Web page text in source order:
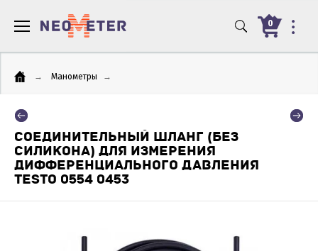
0
→ Манометры →
СОЕДИНИТЕЛЬНЫЙ ШЛАНГ (БЕЗ
СИЛИКОНА) ДЛЯ ИЗМЕРЕНИЯ
ДИФФЕРЕНЦИАЛЬНОГО ДАВЛЕНИЯ
TESTO 0554 0453